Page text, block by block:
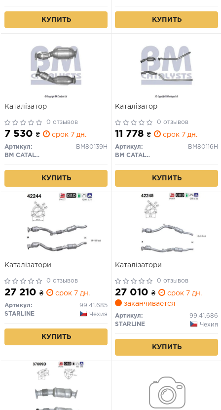
КУПИТЬ КУПИТЬ
Каталізатор
0 отзывов
7 530 ₴ срок 7 дн.
Артикул:
BM80139H
BM CATALYSTS
КУПИТЬ
Каталізатор
0 отзывов
11 778 ₴ срок 7 дн.
Артикул:
BM80116H
BM CATALYSTS
КУПИТЬ
Каталізатори
0 отзывов
27 210 ₴ срок 7 дн.
Артикул:
99.41.685
STARLINE
Чехия
КУПИТЬ
Каталізатори
0 отзывов
27 010 ₴
срок 7 дн.
заканчивается
Артикул:
99.41.686
STARLINE
Чехия
КУПИТЬ